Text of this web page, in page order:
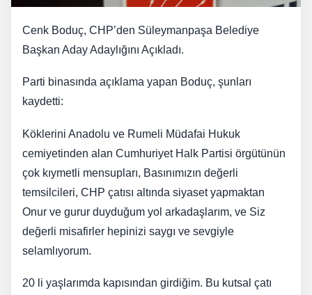
Cenk Boduç, CHP’den Süleymanpaşa Belediye
Başkan Aday Adaylığını Açıkladı.
Parti binasında açıklama yapan Boduç, şunları
kaydetti:
Köklerini Anadolu ve Rumeli Müdafai Hukuk
cemiyetinden alan Cumhuriyet Halk Partisi örgütünün
çok kıymetli mensupları, Basınımızın değerli
temsilcileri, CHP çatısı altında siyaset yapmaktan
Onur ve gurur duyduğum yol arkadaşlarım, ve Siz
değerli misafirler hepinizi saygı ve sevgiyle
selamlıyorum.
20 li yaşlarımda kapısından girdiğim. Bu kutsal çatı